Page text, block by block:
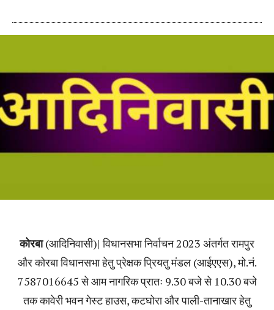
कोरबा(आदिनिवासी)| विधानसभा निर्वाचन 2023 अंतर्गत रामपुर
और कोरबा विधानसभा हेतु प्रेक्षक प्रियतु मंडल (आईएएस), मो.नं.
7587016645 से आम नागरिक प्रातः 9.30 बजे से 10.30 बजे
तक कावेरी भवन गेस्ट हाउस, कटघोरा और पाली-तानाखार हेतु